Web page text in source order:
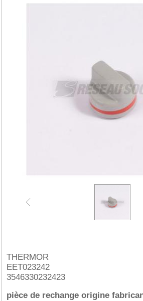
THERMOR
EET023242
3546330232423
pièce de rechange origine